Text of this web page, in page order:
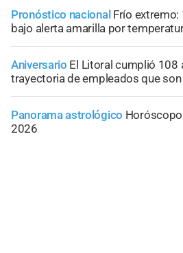
Pronóstico nacional Frío
bajo alerta amarilla por
Aniversario El Litoral cumplió 108
trayectoria de empleados que
Panorama astrológico
2026